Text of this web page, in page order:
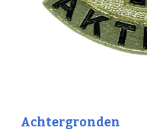
Achtergronden